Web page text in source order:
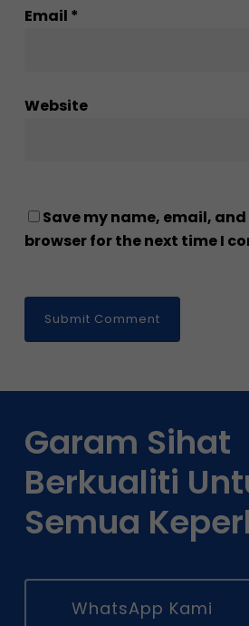
Email *
Website
Save my name, email,
browser for the next time I
Garam Sihat
Berkualiti
Semua
WhatsApp Kami